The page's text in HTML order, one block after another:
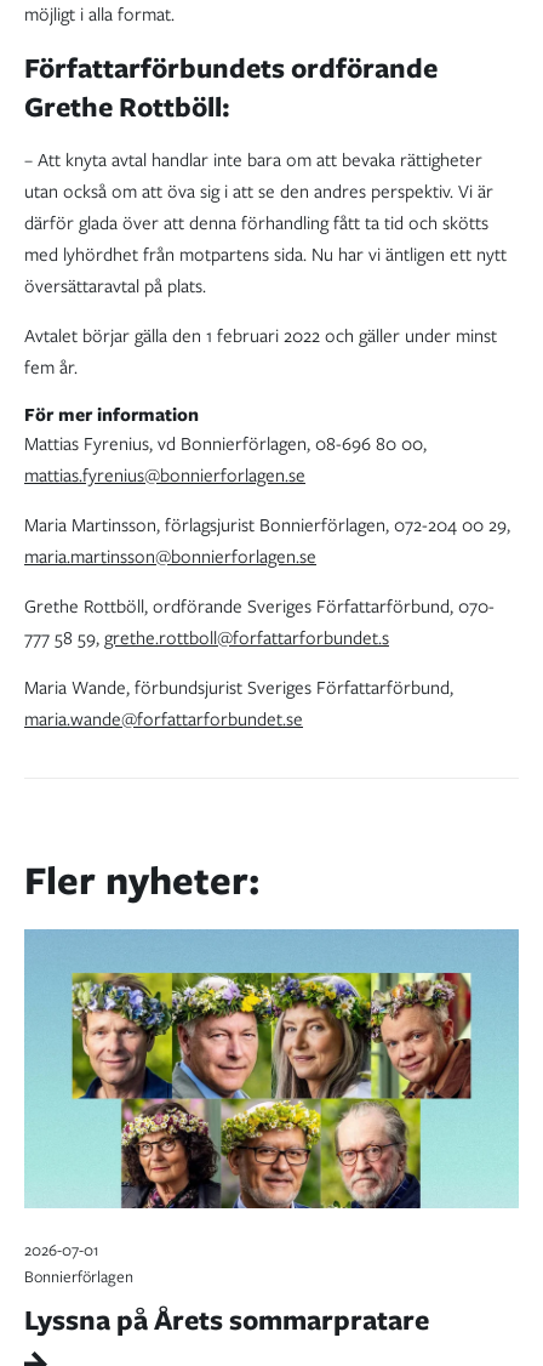
möjligt i alla format.
Författarförbundets ordförande
Grethe Rottböll:
– Att knyta avtal handlar inte bara om att bevaka rättigheter
utan också om att öva sig i att se den andres perspektiv. Vi är
därför glada över att denna förhandling fått ta tid och skötts
med lyhördhet från motpartens sida. Nu har vi äntligen ett nytt
översättaravtal på plats.
Avtalet börjar gälla den 1 februari 2022 och gäller under minst
fem år.
För mer information
Mattias Fyrenius, vd Bonnierförlagen, 08-696 80 00,
mattias.fyrenius@bonnierforlagen.se
Maria Martinsson, förlagsjurist Bonnierförlagen, 072-204 00 29,
maria.martinsson@bonnierforlagen.se
Grethe Rottböll, ordförande Sveriges Författarförbund, 070-
777 58 59,grethe.rottboll@forfattarforbundet.s
Maria Wande, förbundsjurist Sveriges Författarförbund,
maria.wande@forfattarforbundet.se
Fler nyheter:
2026-07-01
Bonnierförlagen
Lyssna på Årets sommarpratare